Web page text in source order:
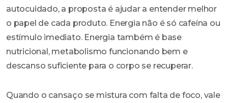
autocuidado, a proposta é ajudar a entender melhor
o papel de cada produto. Energia não é só cafeína ou
estímulo imediato. Energia também é base
nutricional, metabolismo funcionando bem e
descanso suficiente para o corpo se recuperar.
Quando o cansaço se mistura com falta de foco, vale